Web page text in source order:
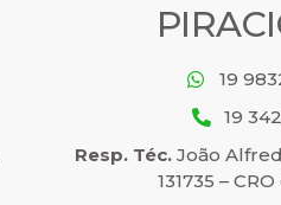
19
19
Resp. Téc.João
131735 –